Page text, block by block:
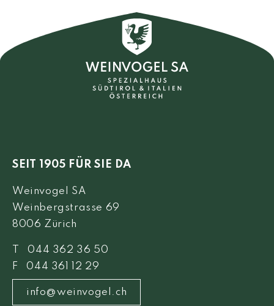
SEIT 1905 FÜR SIE DA
Weinvogel SA
Weinbergstrasse 69
8006 Zürich
T 044 362 36 50
F 044 361 12 29
info@weinvogel.ch